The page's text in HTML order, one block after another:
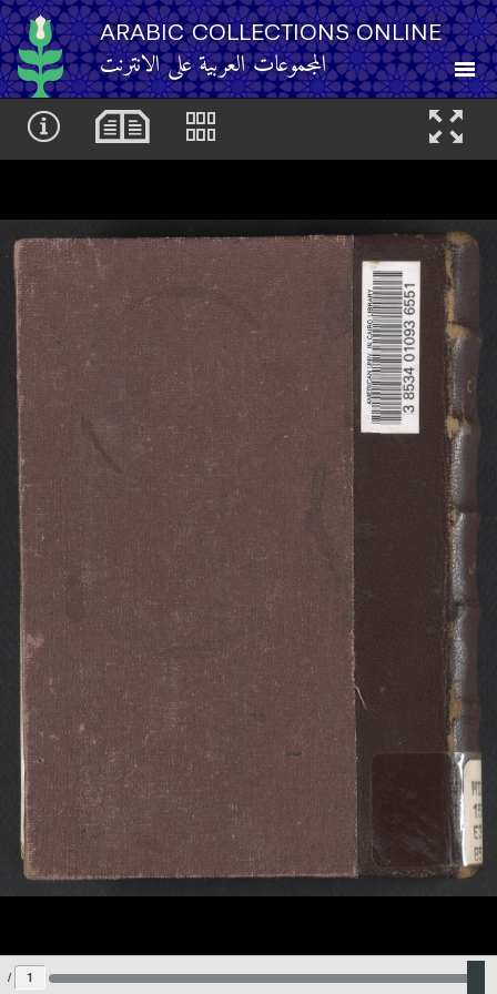
ARABIC COLLECTIONS ONLINE
المجموعات العربية على الانترنت
About
Browse
Browse by Category
Search